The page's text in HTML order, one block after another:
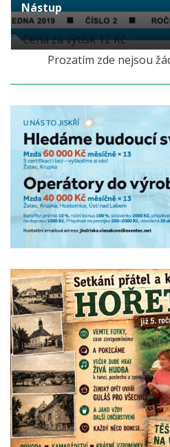
Nástup
Cena za výtisk 12 Kč
Prozatím zde nejsou